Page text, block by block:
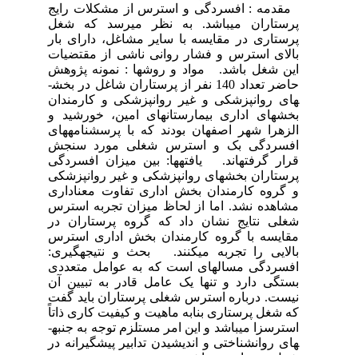
مقدمه : افسردگی و استرس از مشکلات رایج
پرستاران می­باشد. به نظر می­رسد که شغل
پرستاری در مقایسه با سایر مشاغل، دارای بار
بالای استرس و فشار روانی ناشی از مقتضیات
این شغل باشد. مواد و روش­ها : نمونه پژوهش
حاضر تعداد 140 نفر از پرستاران شاغل در بخش­
های روانپزشکی و غیر روانپزشکی و کارمندان
بخش­های اداری بیمارستان­های امین، خورشید و
الزهرا شهر اصفهان بودند که با پرسشنامه­های
افسردگی بک و استرس شغلی مورد سنجش
قرار گرفته­اند. یافته­ها: بین میزان افسردگی
پرستاران بخش­های روانپزشکی و غیر روانپزشکی
و گروه کارمندان بخش اداری تفاوت معناداری
مشاهده نشد. اما از لحاظ میزان تجربه استرس
شغلی نتایج نشان داد که گروه پرستاران در
مقایسه با گروه کارمندان بخش اداری استرس
بالایی را تجربه می­کنند. بحث و نتیجه­گیری:
افسردگی مساله­ای است که به عوامل متعددی
بستگی دارد و تنها یک عامل قادر به تبیین آن
نیست. درباره استرس شغلی پرستاران باید گفت
که شغل پرستاری بنابه ماهیت و کیفیت کاری ذاتاً
استرس­زا می­باشد و این امر مستلزم توجه به جنبه­
های روانشناختی و اندیشیدن تدابیر پیشگیرانه در